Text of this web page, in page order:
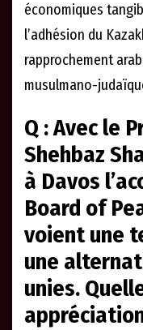
économiques
l’adhésion du
rapprochement
musulmano-
Q : Avec le
Shehbaz
à Davos
Board of
voient une
une
unies.